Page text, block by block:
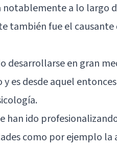
a lo largo
también fue el
desarrollarse en gran
es desde aquel
han ido
como por ejemplo la